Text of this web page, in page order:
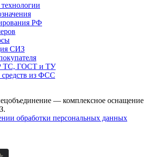
РФ
СИЗ
ТС, ГОСТ и ТУ
из ФСС
— комплексное оснащение
обработки персональных данных